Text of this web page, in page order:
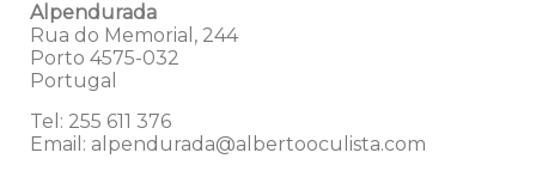
Alpendurada
Rua do Memorial, 244
Porto 4575-032
Portugal
Tel: 255 611 376
Email: alpendurada@albertooculista.com